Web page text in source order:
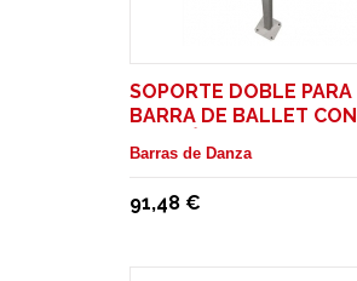
SOPORTE DOBLE PARA
BARRA DE BALLET CON
Barras de Danza
91,48 €